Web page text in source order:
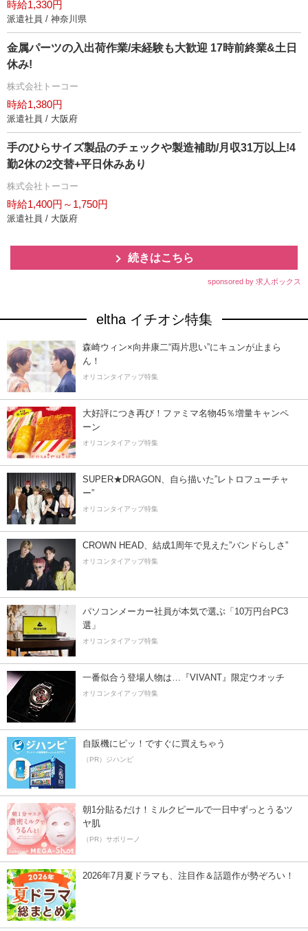
時給1,330円
派遣社員 / 神奈川県
金属パーツの入出荷作業/未経験も大歓迎 17時前終業&土日
休み!
株式会社トーコー
時給1,380円
派遣社員 / 大阪府
手のひらサイズ製品のチェックや製造補助/月収31万以上!4
勤2休の2交替+平日休みあり
株式会社トーコー
時給1,400円～1,750円
派遣社員 / 大阪府
続きはこちら
sponsored by 求人ボックス
eltha イチオシ特集
森崎ウィン×向井康二“両片思い”にキュンが止まら
ん！
オリコンタイアップ特集
大好評につき再び！ファミマ名物45％増量キャンペ
ーン
オリコンタイアップ特集
SUPER★DRAGON、自ら描いた”レトロフューチャ
ー”
オリコンタイアップ特集
CROWN HEAD、結成1周年で見えた”バンドらしさ”
オリコンタイアップ特集
パソコンメーカー社員が本気で選ぶ「10万円台PC3
選」
オリコンタイアップ特集
一番似合う登場人物は…『VIVANT』限定ウオッチ
オリコンタイアップ特集
自販機にピッ！ですぐに買えちゃう
（PR）ジハンピ
朝1分貼るだけ！ミルクピールで一日中ずっとうるツ
ヤ肌
（PR）サボリーノ
2026年7月夏ドラマも、注目作＆話題作が勢ぞろい！